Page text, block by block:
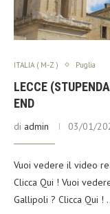
ITALIA ( M-Z ) Puglia
LECCE
END
di admin 03/01/
Vuoi vedere il video
Clicca Qui ! Vuoi
Gallipoli ? Clicca Qui !